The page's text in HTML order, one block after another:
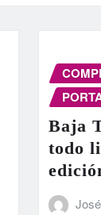
Baja
todo